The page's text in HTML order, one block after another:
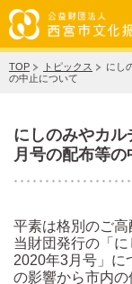
TOP トピックス
にし
の中止について
にしのみやカ
月号の配布等
平素は格別のご高
当財団発行の「
2020年3月号」に
の影響から市内